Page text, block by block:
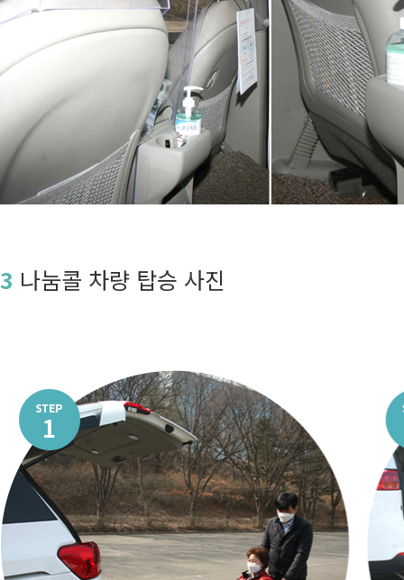
3 나눔콜 차량 탑승 사진